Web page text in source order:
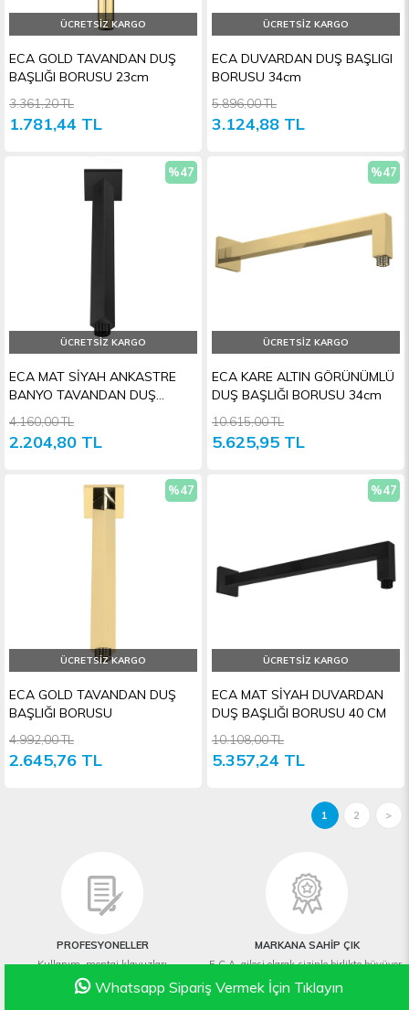
ECA GOLD TAVANDAN DUŞ
BAŞLIĞI BORUSU 23cm
1.781,44 TL
3.361,20 TL
ÜCRETSIZ KARGO
ECA DUVARDAN DUŞ BAŞLIGI
BORUSU 34cm
3.124,88 TL
5.896,00 TL
ÜCRETSIZ KARGO
ECA MAT SİYAH ANKASTRE
BANYO TAVANDAN DUŞ
BAŞLIĞI BORUSU
2.204,80 TL
4.160,00 TL
%47
ÜCRETSIZ KARGO
ECA KARE ALTIN GÖRÜNÜMLÜ
DUŞ BAŞLIĞI BORUSU 34cm
5.625,95 TL
10.615,00 TL
%47
ÜCRETSIZ KARGO
ECA GOLD TAVANDAN DUŞ
BAŞLIĞI BORUSU
2.645,76 TL
4.992,00 TL
%47
ÜCRETSIZ KARGO
ECA MAT SİYAH DUVARDAN
DUŞ BAŞLIĞI BORUSU 40 CM
5.357,24 TL
10.108,00 TL
%47
ÜCRETSIZ KARGO
1 2 >
PROFESYONELLER
Kullanım, montaj klavuzları
broşürler ve belgelere
ulaşabilirsiniz.
MARKANA SAHİP ÇIK
E.C.A. ailesi olarak sizinle birlikte büyüyor,
Whatsapp Sipariş Vermek İçin Tıklayın